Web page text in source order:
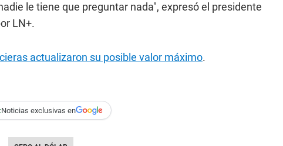
le tiene que preguntar nada", expresó el presidente
LN+.
actualizaron su posible valor máximo.
Noticias exclusivas en